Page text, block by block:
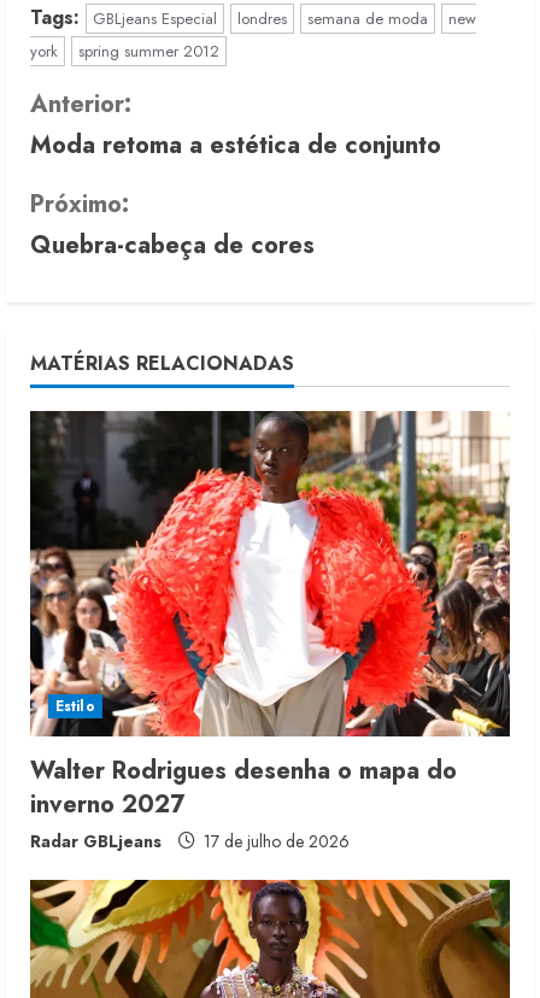
Tags: GBLjeans Especial londres semana de moda
new
york
spring summer 2012
C
o
n
t
n
u
e
e
a
d
i
n
g
Anterior:
Moda retoma a estética de conjunto
Próximo:
Quebra-cabeça de cores
MATÉRIAS RELACIONADAS
Estilo
Walter Rodrigues desenha o mapa do
inverno 2027
Radar GBLjeans 17 de julho de 2026